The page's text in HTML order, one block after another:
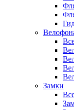
Замки